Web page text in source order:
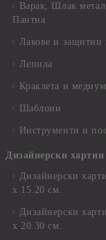
Варак, Шлак
Пантна
Лакове и защитни
Лепила
Краклета и
Шаблони
Инструменти и
Дизайнерски хартии
Дизайнерски
х 15.20 см.
Дизайнерски
х 20.30 см.